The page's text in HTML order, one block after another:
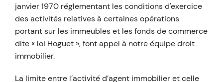
janvier 1970 réglementant les conditions d'exercice
des activités relatives à certaines opérations
portant sur les immeubles et les fonds de commerce
dite « loi Hoguet », font appel à notre équipe droit
immobilier.
La limite entre l’activité d’agent immobilier et celle